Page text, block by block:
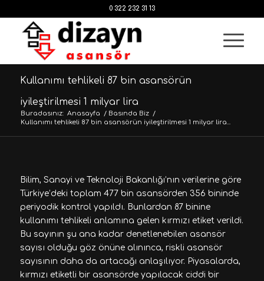
0 322 232 31 13
Kullanımı tehlikeli 87 bin asansörün
iyileştirilmesi 1 milyar lira
Buradasınız: Anasayfa / Basında Biz /
Kullanımı tehlikeli 87 bin asansörün iyileştirilmesi 1 milyar lira...
Bilim, Sanayi ve Teknoloji Bakanlığı’nın verilerine göre
Türkiye’deki toplam 477 bin asansörden 356 bininde
periyodik kontrol yapıldı. Bunlardan 87 binine
kullanımı tehlikeli anlamına gelen kırmızı etiket verildi.
Bu sayının şu ana kadar denetlenebilen asansör
sayısı olduğu göz önüne alınınca, riskli asansör
sayısının daha da artacağı anlaşılıyor. Piyasalarda,
kırmızı etiketli bir asansörde yapılacak ciddi bir